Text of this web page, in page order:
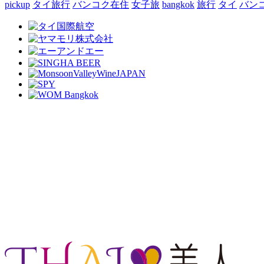
pickup タイ旅行 バンコク在住 女子旅 bangkok 旅行 タイ バン